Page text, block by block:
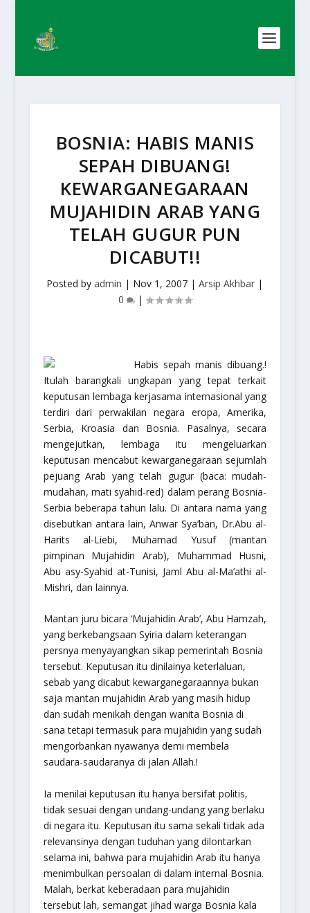
BOSNIA: HABIS MANIS
SEPAH DIBUANG!
KEWARGANEGARAAN
MUJAHIDIN ARAB YANG
TELAH GUGUR PUN
DICABUT!!
Posted byadmin | Nov 1, 2007 |Arsip Akhbar |
0
|
Habis sepah manis dibuang.!
Itulah barangkali ungkapan yang tepat terkait
keputusan lembaga kerjasama internasional yang
terdiri dari perwakilan negara eropa, Amerika,
Serbia, Kroasia dan Bosnia. Pasalnya, secara
mengejutkan, lembaga itu mengeluarkan
keputusan mencabut kewarganegaraan sejumlah
pejuang Arab yang telah gugur (baca: mudah-
mudahan, mati syahid-red) dalam perang Bosnia-
Serbia beberapa tahun lalu. Di antara nama yang
disebutkan antara lain, Anwar Sya’ban, Dr.Abu al-
Harits al-Liebi, Muhamad Yusuf (mantan
pimpinan Mujahidin Arab), Muhammad Husni,
Abu asy-Syahid at-Tunisi, Jaml Abu al-Ma’athi al-
Mishri, dan lainnya.
Mantan juru bicara ‘Mujahidin Arab’, Abu Hamzah,
yang berkebangsaan Syiria dalam keterangan
persnya menyayangkan sikap pemerintah Bosnia
tersebut. Keputusan itu dinilainya keterlaluan,
sebab yang dicabut kewarganegaraannya bukan
saja mantan mujahidin Arab yang masih hidup
dan sudah menikah dengan wanita Bosnia di
sana tetapi termasuk para mujahidin yang sudah
mengorbankan nyawanya demi membela
saudara-saudaranya di jalan Allah.!
Ia menilai keputusan itu hanya bersifat politis,
tidak sesuai dengan undang-undang yang berlaku
di negara itu. Keputusan itu sama sekali tidak ada
relevansinya dengan tuduhan yang dilontarkan
selama ini, bahwa para mujahidin Arab itu hanya
menimbulkan persoalan di dalam internal Bosnia.
Malah, berkat keberadaan para mujahidin
tersebut lah, semangat jihad warga Bosnia kala